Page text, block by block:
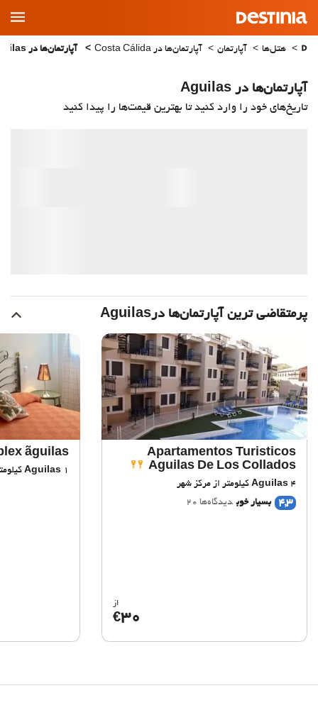
Main
Menu
هتل‌ها آپارتمان آپارتمان‌ها در Costa Cálida آپارتمان‌ها در Aguilas
آپارتمان‌ها در Aguilas
تاریخ‌های خود را وارد کنید تا بهترین قیمت‌ها را پیدا کنید
پرمتقاضی ترین آپارتمان‌‌ها درAguilas
Apartamentos Turisticos
Aguilas De Los Collados
Aguilas 4 کیلومتر از مرکز شهر
4,3 بسیار خوب دیدگاه‌ها 20
از
€30
ãguilas
Aguilas 1 کیلومتر از مرکز شهر